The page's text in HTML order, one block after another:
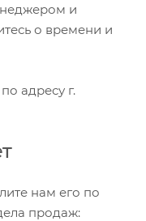
и
о времени и
адресу г.
нам его по
продаж: